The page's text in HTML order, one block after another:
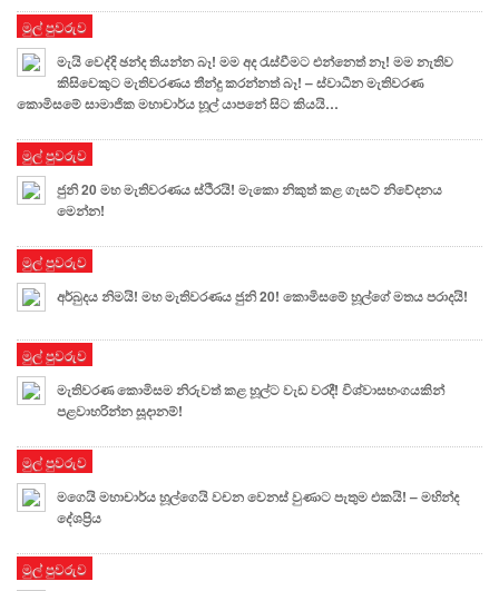
මුල් පුවරුව
මැයි වෙද්දි ඡන්ද තියන්න බෑ! මම අද රැස්වීමට එන්නෙත් නෑ! මම නැතිව
කිසිවෙකුට මැතිවරණය තීන්දු කරන්නත් බෑ! – ස්වාධීන මැතිවරණ
කොමිසමේ සාමාජික මහාචාර්ය හූල් යාපනේ සිට කියයි…
මුල් පුවරුව
ජුනි 20 මහ මැතිවරණය ස්ථිරයි! මැකො නිකුත් කළ ගැසට් නිවේදනය
මෙන්න!
මුල් පුවරුව
අර්බුදය නිමයි! මහ මැතිවරණය ජුනි 20! කොමිසමේ හූල්ගේ මතය පරාදයි!
මුල් පුවරුව
මැතිවරණ කොමිසම නිරුවත් කළ හූල්ට වැඩ වරදී! විශ්වාසභංගයකින්
පළවාහරින්න සූදානම්!
මුල් පුවරුව
මගෙයි මහාචාර්ය හූල්ගෙයි වචන වෙනස් වුණාට පැතුම එකයි! – මහින්ද
දේශප්‍රිය
මුල් පුවරුව